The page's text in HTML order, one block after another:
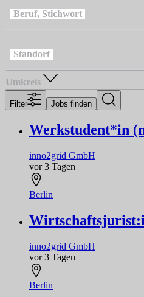
Beruf, Stichwort
Standort
Umkreis
Filter Jobs finden
Werkstudent*in
inno2grid GmbH
vor 3 Tagen
Berlin
inno2grid GmbH
vor 3 Tagen
Berlin